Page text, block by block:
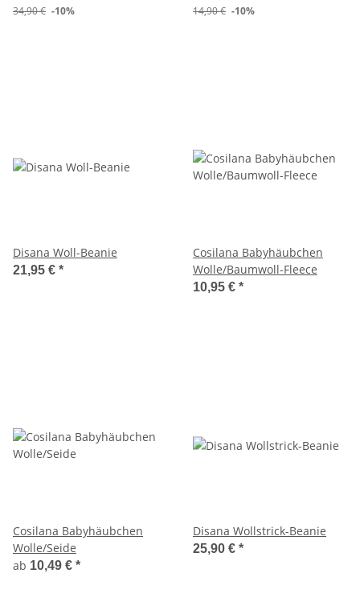
34,90 € -10%
14,90 € -10%
Disana Woll-Beanie
21,95 € *
Cosilana Babyhäubchen
Wolle/Baumwoll-Fleece
10,95 € *
Cosilana Babyhäubchen
Wolle/Seide
ab 10,49 € *
Disana Wollstrick-Beanie
25,90 € *